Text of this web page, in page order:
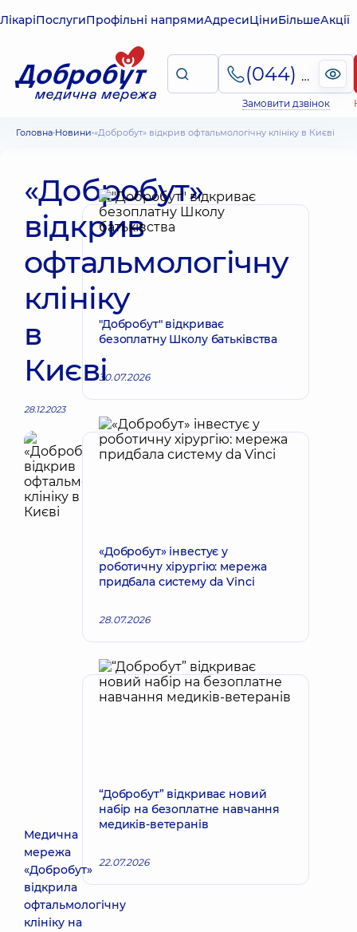
ЛікаріПослугиПрофільні напрямиАдресиЦіниБільшеАкції
(044) 495-2-888
Замовити дзвінок
Головна Новини «Добробут» відкрив офтальмологічну клініку в Києві
«Добробут»
відкрив
офтальмологічну
клініку
в
Києві
28.12.2023
Медична
мережа
«Добробут»
відкрила
офтальмологічну
клініку на
"Добробут" відкриває
безоплатну Школу батьківства
30.07.2026
«Добробут» інвестує у
роботичну хірургію: мережа
придбала систему da Vinci
28.07.2026
“Добробут” відкриває новий
набір на безоплатне навчання
медиків-ветеранів
22.07.2026